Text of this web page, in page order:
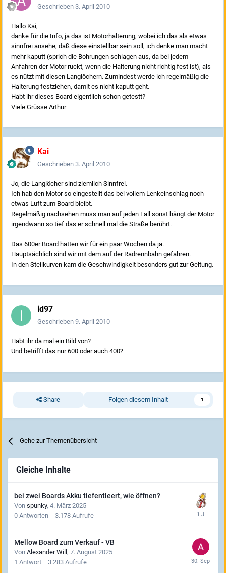
Geschrieben 3. April 2010
Hallo Kai,
danke für die Info, ja das ist Motorhalterung, wobei ich das als etwas
sinnfrei ansehe, daß diese einstellbar sein soll, ich denke man macht
mehr kaputt (sprich die Bohrungen schlagen aus, da bei jedem
Anfahren der Motor ruckt, wenn die Halterung nicht richtig fest ist), als
es nützt mit diesen Langlöchern. Zumindest werde ich regelmäßig die
Halterung festziehen, damit es nicht kaputt geht.
Habt ihr dieses Board eigentlich schon getestt?
Viele Grüsse Arthur
Kai
Geschrieben 3. April 2010
Jo, die Langlöcher sind ziemlich Sinnfrei.
Ich hab den Motor so eingestellt das bei vollem Lenkeinschlag noch
etwas Luft zum Board bleibt.
Regelmäßig nachsehen muss man auf jeden Fall sonst hängt der Motor
irgendwann so tief das er schnell mal die Straße berührt.
Das 600er Board hatten wir für ein paar Wochen da ja.
Hauptsächlich sind wir mit dem auf der Radrennbahn gefahren.
In den Steilkurven kam die Geschwindigkeit besonders gut zur Geltung.
id97
Geschrieben 9. April 2010
Habt ihr da mal ein Bild von?
Und betrifft das nur 600 oder auch 400?
Share Folgen diesem Inhalt 1
Gehe zur Themenübersicht
Gleiche Inhalte
bei zwei Boards Akku tiefentleert, wie öffnen?
Von spunky, 4. März 2025
0 Antworten 3.178 Aufrufe
Mellow Board zum Verkauf - VB
Von Alexander Will , 7. August 2025
1 Antwort 3.283 Aufrufe